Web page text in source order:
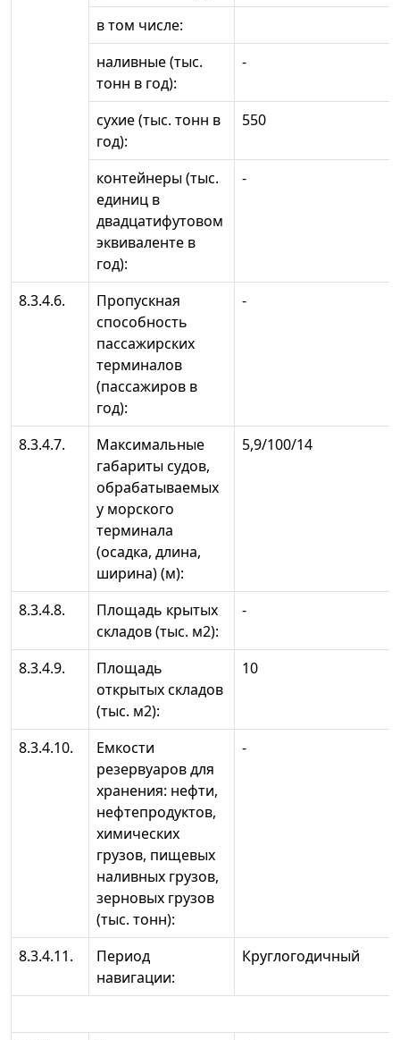
в том числе:
наливные (тыс.
тонн в год):
-
сухие (тыс. тонн в
год):
550
контейнеры (тыс.
единиц в
двадцатифутовом
эквиваленте в
год):
-
8.3.4.6.
Пропускная
способность
пассажирских
терминалов
(пассажиров в
год):
-
8.3.4.7.
Максимальные
габариты судов,
обрабатываемых
у морского
терминала
(осадка, длина,
ширина) (м):
5,9/100/14
8.3.4.8.
Площадь крытых
складов (тыс. м2):
-
8.3.4.9.
Площадь
открытых складов
(тыс. м2):
10
8.3.4.10.
Емкости
резервуаров для
хранения: нефти,
нефтепродуктов,
химических
грузов, пищевых
наливных грузов,
зерновых грузов
(тыс. тонн):
-
8.3.4.11.
Период
навигации:
Круглогодичный